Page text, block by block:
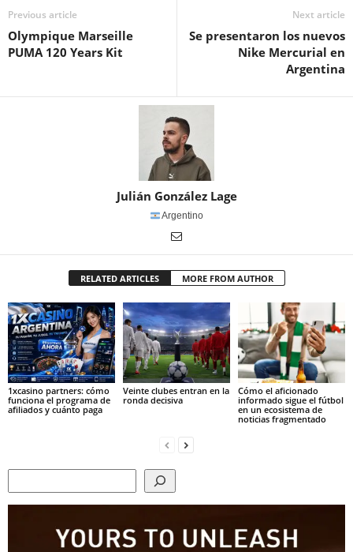
Previous article
Olympique Marseille
PUMA 120 Years Kit
Next article
Se presentaron los nuevos
Nike Mercurial en
Argentina
Julián González Lage
Argentino
RELATED ARTICLES MORE FROM AUTHOR
1xcasino partners: cómo
funciona el programa de
afiliados y cuánto paga
Veinte clubes entran en la
ronda decisiva
Cómo el aficionado
informado sigue el fútbol
en un ecosistema de
noticias fragmentado